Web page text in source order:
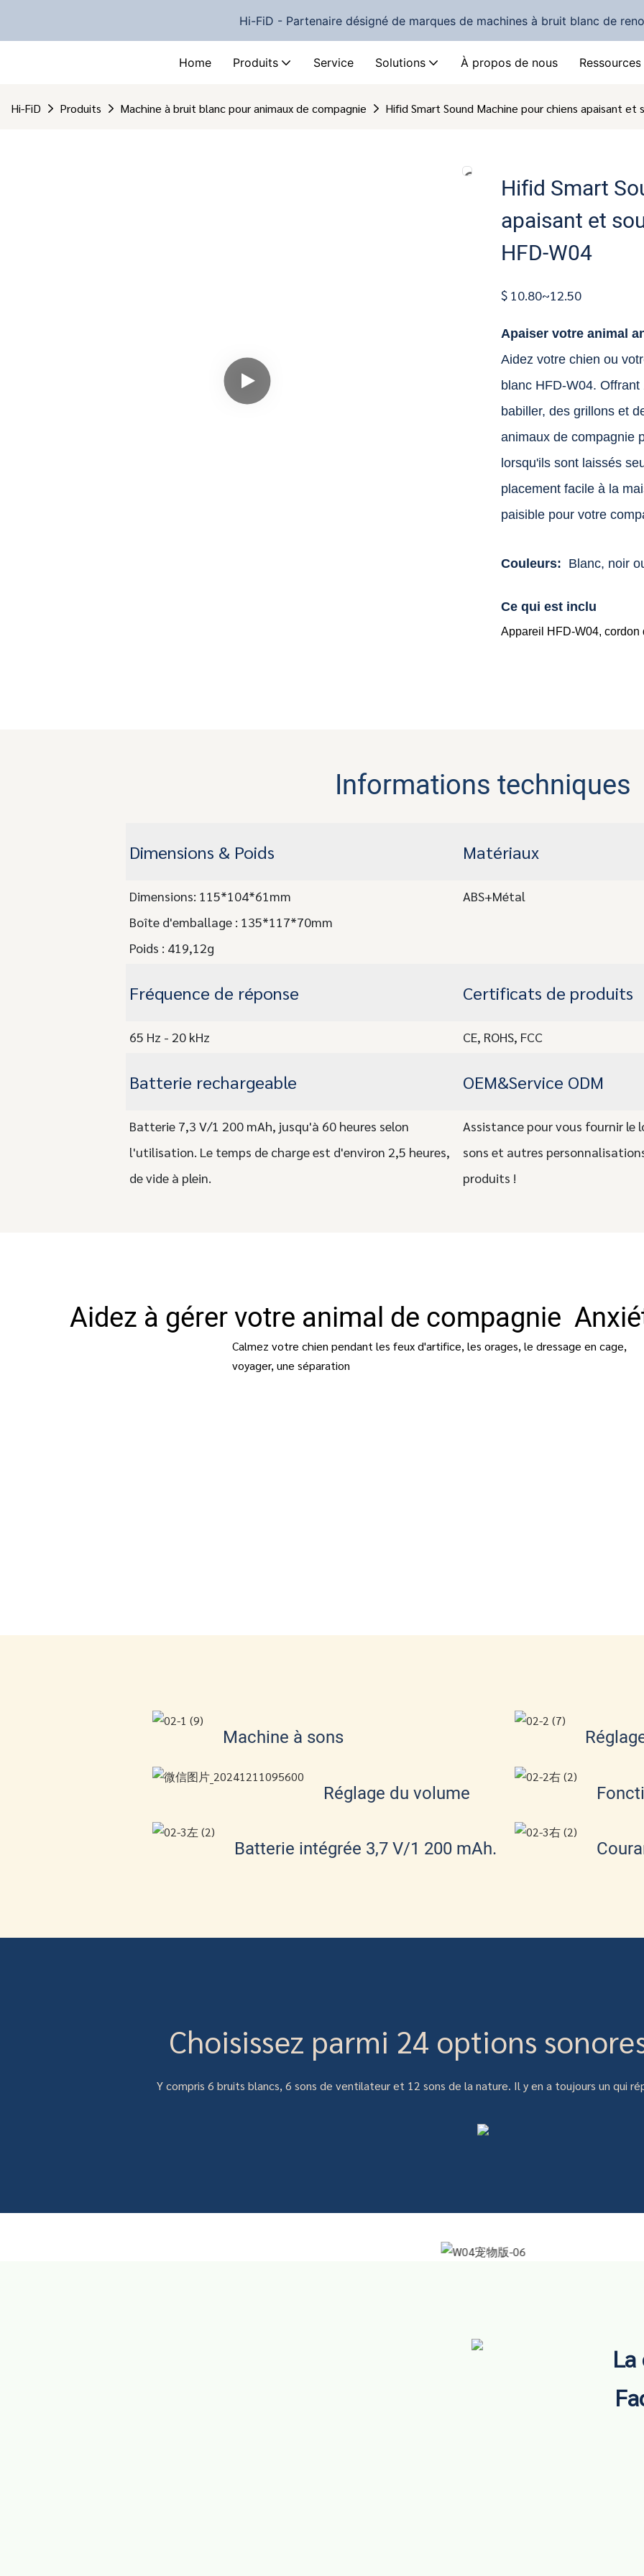
Hi-FiD - Partenaire désigné de marques de machines à bruit blanc de
Home Produits Service Solutions À propos de nous Ressources
Hi-FiD Produits Machine à bruit blanc pour animaux de compagnie Hifid Smart Sound Machine pour chiens apaisant
Hifid Smart
apaisant et
HFD-W04
$ 10.80~12.50
Apaiser votre animal
Aidez votre chien ou
blanc HFD-W04.
babiller, des grillons et
animaux de compagnie
lorsqu'ils sont laissés
placement facile à la
paisible pour votre
Couleurs: Blanc, noir
Ce qui est inclu
Appareil HFD-W04,
Informations techniques
Dimensions & Poids Matériaux
Dimensions: 115*104*61mm
Boîte d'emballage : 135*117*70mm
Poids : 419,12g
ABS+Métal
Fréquence de réponse Certificats de produits
65 Hz - 20 kHz CE, ROHS, FCC
Batterie rechargeable OEM&Service ODM
Batterie 7,3 V/1 200 mAh, jusqu'à 60 heures selon
l'utilisation. Le temps de charge est d'environ 2,5 heures,
de vide à plein.
Assistance pour vous fournir le
sons et autres
produits !
Aidez à gérer votre animal de compagnie
Calmez votre chien pendant les feux d'artifice, les orages, le dressage en cage,
voyager, une séparation
Machine à sons
Réglage du volume
Batterie intégrée 3,7 V/1 200 mAh.
Choisissez parmi 24 options
Y compris 6 bruits blancs, 6 sons de ventilateur et 12 sons de la nature. Il y en a toujours un qui